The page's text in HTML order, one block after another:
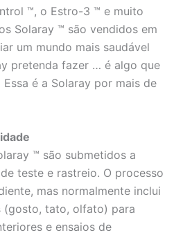
™, o Estro-3 ™ e muito
Solaray ™ são vendidos em
um mundo mais saudável
pretenda fazer … é algo que
é a Solaray por mais de
™ são submetidos a
teste e rastreio. O processo
mas normalmente inclui
tato, olfato) para
e ensaios de